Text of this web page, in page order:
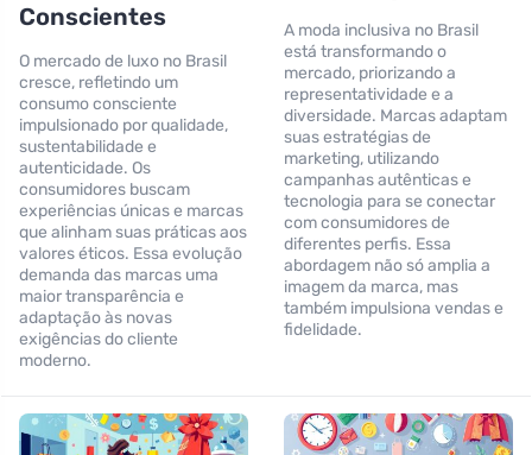
Conscientes
O mercado de luxo no Brasil
cresce, refletindo um
consumo consciente
impulsionado por qualidade,
sustentabilidade e
autenticidade. Os
consumidores buscam
experiências únicas e marcas
que alinham suas práticas aos
valores éticos. Essa evolução
demanda das marcas uma
maior transparência e
adaptação às novas
exigências do cliente
moderno.
A moda inclusiva no Brasil
está transformando o
mercado, priorizando a
representatividade e a
diversidade. Marcas adaptam
suas estratégias de
marketing, utilizando
campanhas autênticas e
tecnologia para se conectar
com consumidores de
diferentes perfis. Essa
abordagem não só amplia a
imagem da marca, mas
também impulsiona vendas e
fidelidade.